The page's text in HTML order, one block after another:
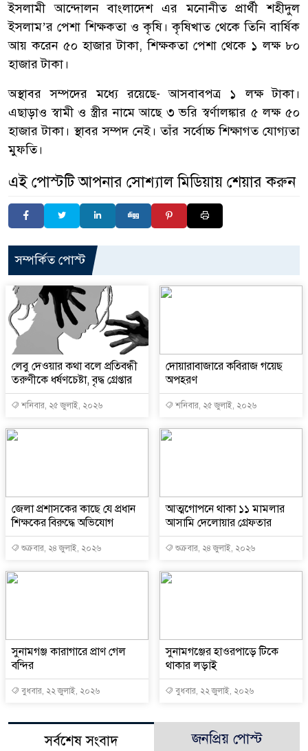
ইসলামী আন্দোলন বাংলাদেশ এর মনোনীত প্রার্থী শহীদুল
ইসলাম’র পেশা শিক্ষকতা ও কৃষি। কৃষিখাত থেকে তিনি বার্ষিক
আয় করেন ৫০ হাজার টাকা, শিক্ষকতা পেশা থেকে ১ লক্ষ ৮০
হাজার টাকা।
অস্থাবর সম্পদের মধ্যে রয়েছে- আসবাবপত্র ১ লক্ষ টাকা।
এছাড়াও স্বামী ও স্ত্রীর নামে আছে ৩ ভরি স্বর্ণালঙ্কার ৫ লক্ষ ৫০
হাজার টাকা। স্থাবর সম্পদ নেই। তাঁর সর্বোচ্চ শিক্ষাগত যোগ্যতা
মুফতি।
এই পোস্টটি আপনার সোশ্যাল মিডিয়ায় শেয়ার করুন
সম্পর্কিত পোস্ট
লেবু দেওয়ার কথা বলে প্রতিবন্ধী
তরুণীকে ধর্ষণচেষ্টা, বৃদ্ধ গ্রেপ্তার
শনিবার, ২৫ জুলাই, ২০২৬
দোয়ারাবাজারে কবিরাজ গয়েছ
অপহরণ
শনিবার, ২৫ জুলাই, ২০২৬
জেলা প্রশাসকের কাছে যে প্রধান
শিক্ষকের বিরুদ্ধে অভিযোগ
শুক্রবার, ২৪ জুলাই, ২০২৬
আত্মগোপনে থাকা ১১ মামলার
আসামি দেলোয়ার গ্রেফতার
শুক্রবার, ২৪ জুলাই, ২০২৬
সুনামগঞ্জ কারাগারে প্রাণ গেল
বন্দির
বুধবার, ২২ জুলাই, ২০২৬
সুনামগঞ্জের হাওরপাড়ে টিকে
থাকার লড়াই
বুধবার, ২২ জুলাই, ২০২৬
সর্বশেষ সংবাদ জনপ্রিয় পোস্ট